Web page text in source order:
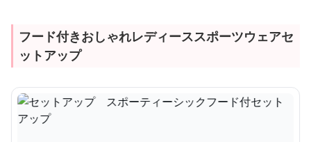
フード付きおしゃれレディーススポーツウェアセ
ットアップ